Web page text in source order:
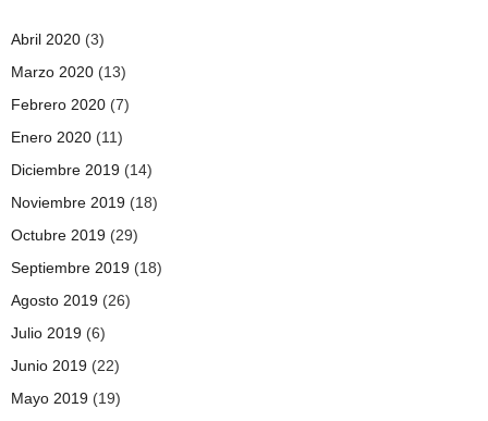
Abril 2020 (3)
Marzo 2020 (13)
Febrero 2020 (7)
Enero 2020 (11)
Diciembre 2019 (14)
Noviembre 2019 (18)
Octubre 2019 (29)
Septiembre 2019 (18)
Agosto 2019 (26)
Julio 2019 (6)
Junio 2019 (22)
Mayo 2019 (19)